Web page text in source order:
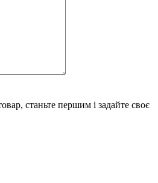
станьте першим і задайте своє